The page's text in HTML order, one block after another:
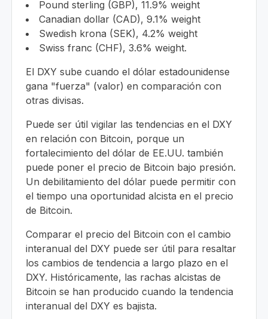
Pound sterling (GBP), 11.9% weight
Canadian dollar (CAD), 9.1% weight
Swedish krona (SEK), 4.2% weight
Swiss franc (CHF), 3.6% weight.
El DXY sube cuando el dólar estadounidense
gana "fuerza" (valor) en comparación con
otras divisas.
Puede ser útil vigilar las tendencias en el DXY
en relación con Bitcoin, porque un
fortalecimiento del dólar de EE.UU. también
puede poner el precio de Bitcoin bajo presión.
Un debilitamiento del dólar puede permitir con
el tiempo una oportunidad alcista en el precio
de Bitcoin.
Comparar el precio del Bitcoin con el cambio
interanual del DXY puede ser útil para resaltar
los cambios de tendencia a largo plazo en el
DXY. Históricamente, las rachas alcistas de
Bitcoin se han producido cuando la tendencia
interanual del DXY es bajista.